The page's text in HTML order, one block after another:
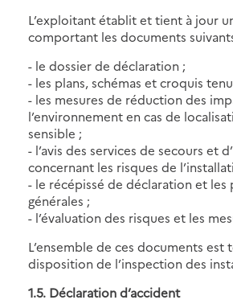
L’exploitant établit et tient à jour
comportant les documents
- le dossier de déclaration ;
- les plans, schémas et croquis
- les mesures de réduction des
l’environnement en cas de
sensible ;
- l’avis des services de secours et
concernant les risques de
- le récépissé de déclaration et les
générales ;
- l’évaluation des risques et les
L’ensemble de ces documents est
disposition de l’inspection des
1.5. Déclaration d’accident